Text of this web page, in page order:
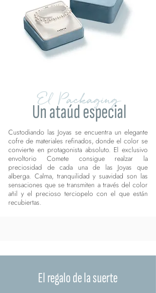
El Packaging
Un ataúd especial
Custodiando las Joyas se encuentra un elegante
cofre de materiales refinados, donde el color se
convierte en protagonista absoluto. El exclusivo
envoltorio Comete consigue realzar la
preciosidad de cada una de las Joyas que
alberga. Calma, tranquilidad y suavidad son las
sensaciones que se transmiten a través del color
añil y el precioso terciopelo con el que están
recubiertas.
El regalo de la suerte